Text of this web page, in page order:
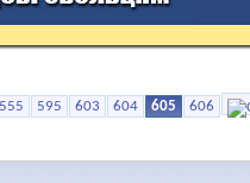
555 595 603 604 605 606